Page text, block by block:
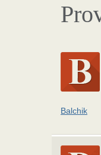
Balchik